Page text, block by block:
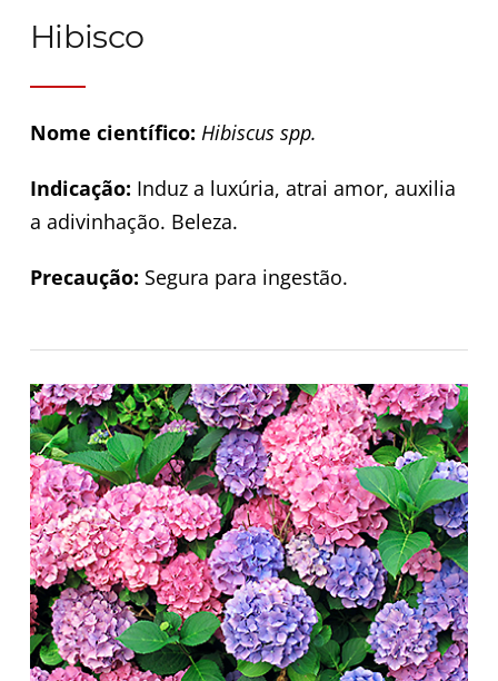
Hibisco
Nome científico: Hibiscus spp.
Indicação: Induz a luxúria, atrai amor, auxilia
a adivinhação. Beleza.
Precaução: Segura para ingestão.